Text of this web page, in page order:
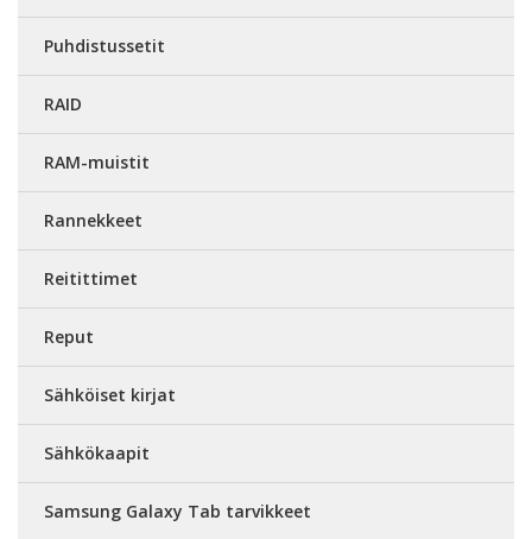
Puhdistussetit
RAID
RAM-muistit
Rannekkeet
Reitittimet
Reput
Sähköiset kirjat
Sähkökaapit
Samsung Galaxy Tab tarvikkeet